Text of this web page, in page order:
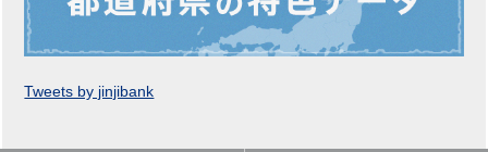
Tweets by jinjibank